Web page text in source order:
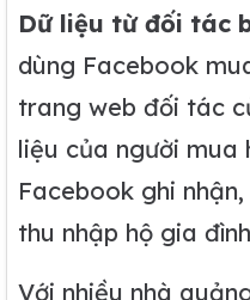
Dữ liệu từ đối tác
dùng Facebook
trang web đối tác
liệu của người mua
Facebook ghi
thu nhập hộ gia
Với nhiều nhà